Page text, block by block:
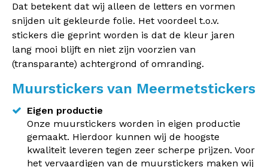
Dat betekent dat wij alleen de letters en vormen
snijden uit gekleurde folie. Het voordeel t.o.v.
stickers die geprint worden is dat de kleur jaren
lang mooi blijft en niet zijn voorzien van
(transparante) achtergrond of omranding.
Muurstickers van Meermetstickers
Eigen productie
Onze muurstickers worden in eigen productie
gemaakt. Hierdoor kunnen wij de hoogste
kwaliteit leveren tegen zeer scherpe prijzen. Voor
het vervaardigen van de muurstickers maken wij